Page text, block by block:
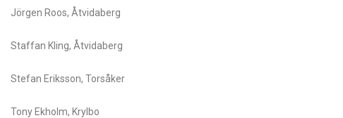
Jörgen Roos, Åtvidaberg
Staffan Kling, Åtvidaberg
Stefan Eriksson, Torsåker
Tony Ekholm, Krylbo